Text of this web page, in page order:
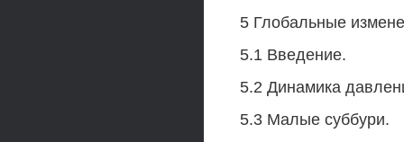
5 Глобальные
5.1 Введение.
5.2 Динамика
5.3 Малые суббури.